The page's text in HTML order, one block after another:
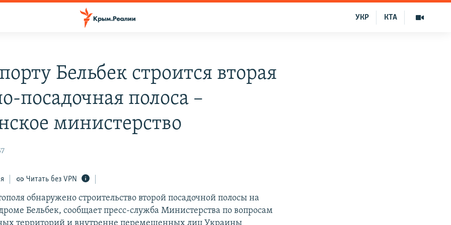
КТА
УКР
Бельбек строится вторая
посадочная полоса –
министерство
Читать без VPN
обнаружено строительство второй посадочной полосы на
Бельбек, сообщает пресс-служба Министерства по вопросам